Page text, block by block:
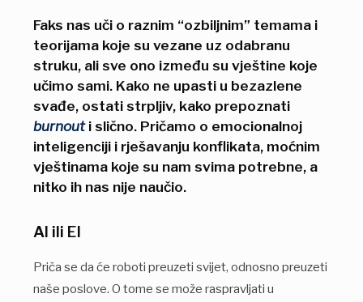
Faks nas uči o raznim “ozbiljnim” temama i
teorijama koje su vezane uz odabranu
struku, ali sve ono između su vještine koje
učimo sami. Kako ne upasti u bezazlene
svađe, ostati strpljiv, kako prepoznati
burnouti slično. Pričamo o emocionalnoj
inteligenciji i rješavanju konflikata, moćnim
vještinama koje su nam svima potrebne, a
nitko ih nas nije naučio.
AI ili EI
Priča se da će roboti preuzeti svijet, odnosno preuzeti
naše poslove. O tome se može raspravljati u